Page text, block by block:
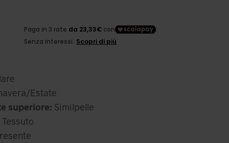
€.
attuale
€.
Estate
superiore: Similpelle
Tessuto